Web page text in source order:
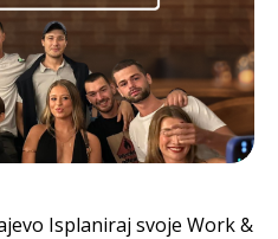
Isplaniraj svoje Work &